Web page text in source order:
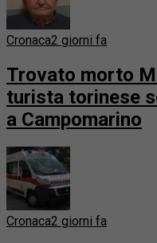
Cronaca2 giorni fa
Trovato morto
turista torinese
a Campomarino
Cronaca2 giorni fa